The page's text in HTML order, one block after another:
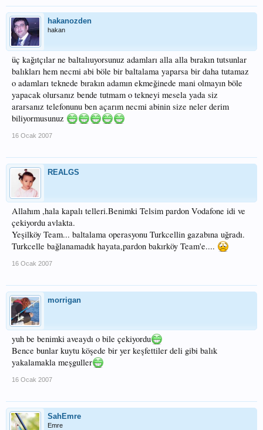
hakanozden
hakan
üç kağıtçılar ne baltalıuyorsunuz adamları alla alla bırakın tutsunlar
balıkları hem necmi abi böle bir baltalama yaparsa bir daha tutamaz
o adamları teknede bırakın adamın ekmeğinede mani olmayın böle
yapacak olursanız bende tutmam o tekneyi mesela yada siz
ararsanız telefonunu ben açarım necmi abinin size neler derim
biliyormusunuz
16 Ocak 2007
REALGS
Allahım ,hala kapalı telleri.Benimki Telsim pardon Vodafone idi ve
çekiyordu avlakta.
Yeşilköy Team... baltalama operasyonu Turkcellin gazabına uğradı.
Turkcelle bağlanamadık hayata,pardon bakırköy Team'e....
16 Ocak 2007
morrigan
yuh be benimki aveaydı o bile çekiyordu
Bence bunlar kuytu köşede bir yer keşfettiler deli gibi balık
yakalamakla meşguller
16 Ocak 2007
SahEmre
Emre